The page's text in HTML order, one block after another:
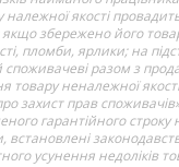
якості
якщо збережено його
пломби, ярлики; на
разом з
товару неналежної якості
захист прав
гарантійного строку
встановлені
усунення недоліків